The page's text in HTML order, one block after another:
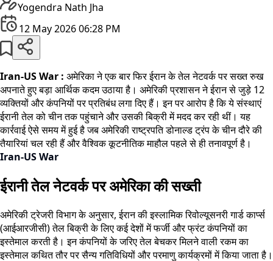
Yogendra Nath Jha
12 May 2026 06:28 PM
Iran-US War : अमेरिका ने एक बार फिर ईरान के तेल नेटवर्क पर सख्त रुख
अपनाते हुए बड़ा आर्थिक कदम उठाया है। अमेरिकी प्रशासन ने ईरान से जुड़े 12
व्यक्तियों और कंपनियों पर प्रतिबंध लगा दिए हैं। इन पर आरोप है कि ये संस्थाएं
ईरानी तेल को चीन तक पहुंचाने और उसकी बिक्री में मदद कर रही थीं। यह
कार्रवाई ऐसे समय में हुई है जब अमेरिकी राष्ट्रपति डोनाल्ड ट्रंप के चीन दौरे की
तैयारियां चल रही हैं और वैश्विक कूटनीतिक माहौल पहले से ही तनावपूर्ण है।
Iran-US War
ईरानी तेल नेटवर्क पर अमेरिका की सख्ती
अमेरिकी ट्रेजरी विभाग के अनुसार, ईरान की इस्लामिक रिवोल्यूसनरी गार्ड कार्प्स
(आईआरजीसी) तेल बिक्री के लिए कई देशों में फर्जी और फ्रंट कंपनियों का
इस्तेमाल करती है। इन कंपनियों के जरिए तेल बेचकर मिलने वाली रकम का
इस्तेमाल कथित तौर पर सैन्य गतिविधियों और परमाणु कार्यक्रमों में किया जाता है।